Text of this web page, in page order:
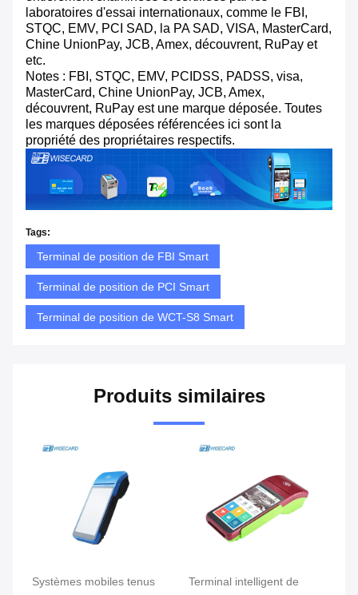
laboratoires d'essai internationaux, comme le FBI,
STQC, EMV, PCI SAD, la PA SAD, VISA, MasterCard,
Chine UnionPay, JCB, Amex, découvrent, RuPay et
etc.
Notes : FBI, STQC, EMV, PCIDSS, PADSS, visa,
MasterCard, Chine UnionPay, JCB, Amex,
découvrent, RuPay est une marque déposée. Toutes
les marques déposées référencées ici sont la
propriété des propriétaires respectifs.
Tags:
Terminal de position de FBI Smart
Terminal de position de PCI Smart
Terminal de position de WCT-S8 Smart
Produits similaires
Terminal intelligent de
Terminal mobile intelligent